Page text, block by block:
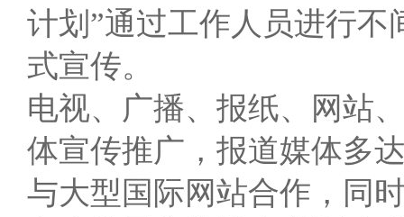
计划”通过工作人员进行
式宣传。
电视、广播、报纸、网站
体宣传推广，报道媒体多
与大型国际网站合作，同